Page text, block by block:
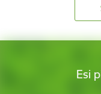
Esi